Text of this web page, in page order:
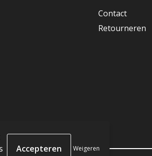
Contact
Retourneren
Weigeren